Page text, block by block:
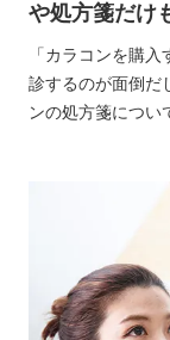
や処方箋だけ
「カラコンを購
診するのが面倒だ
ンの処方箋につい